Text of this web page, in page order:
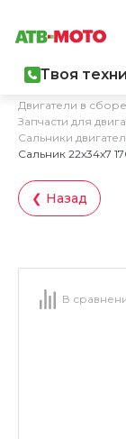
Твоя
Двигатели в
Запчасти для
Сальники
Сальник 22x34x7
❮ Назад
В